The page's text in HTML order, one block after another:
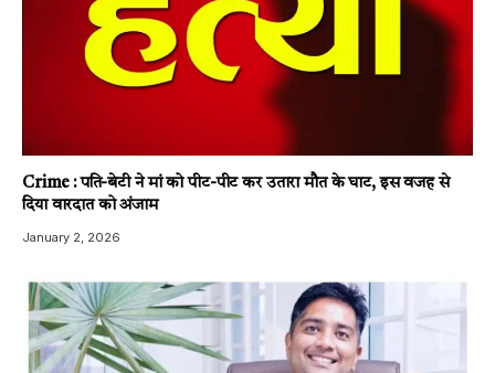
Crime : पति-बेटी ने मां को पीट-पीट कर उतारा मौत के घाट, इस वजह से
दिया वारदात को अंजाम
January 2, 2026